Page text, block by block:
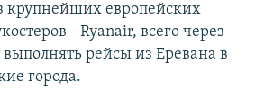
крупнейших европейских
- Ryanair, всего через
рейсы из Еревана в
города.